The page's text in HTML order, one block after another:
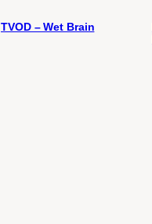
TVOD – Wet Brain